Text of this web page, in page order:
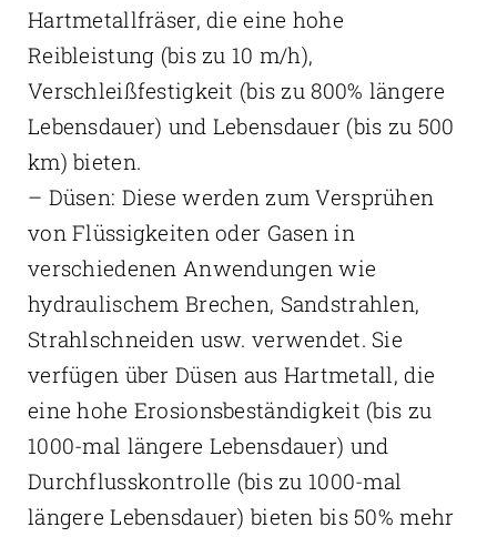
Hartmetallfräser, die eine hohe
Reibleistung (bis zu 10 m/h),
Verschleißfestigkeit (bis zu 800% längere
Lebensdauer) und Lebensdauer (bis zu 500
km) bieten.
– Düsen: Diese werden zum Versprühen
von Flüssigkeiten oder Gasen in
verschiedenen Anwendungen wie
hydraulischem Brechen, Sandstrahlen,
Strahlschneiden usw. verwendet. Sie
verfügen über Düsen aus Hartmetall, die
eine hohe Erosionsbeständigkeit (bis zu
1000-mal längere Lebensdauer) und
Durchflusskontrolle (bis zu 1000-mal
längere Lebensdauer) bieten bis 50% mehr